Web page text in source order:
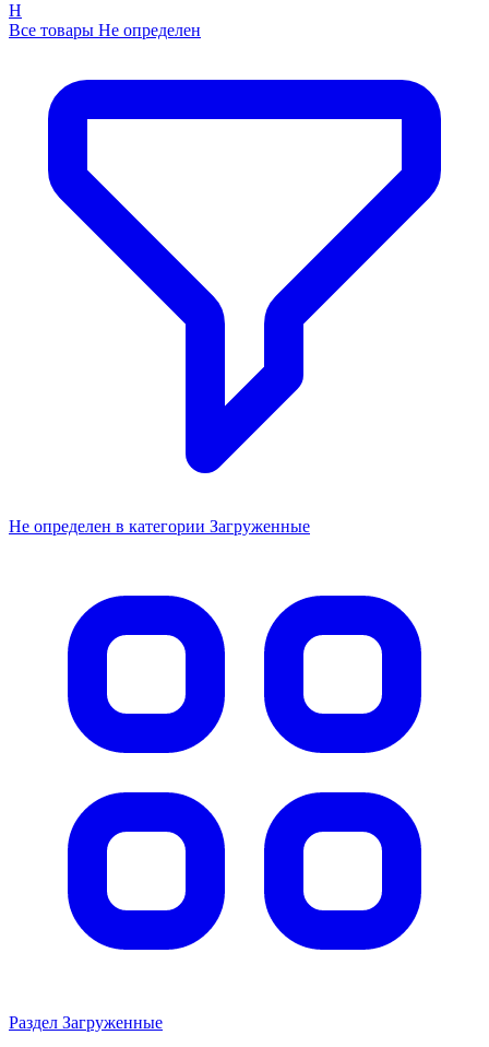
Н
Все товары Не определен
Не определен в категории Загруженные
Раздел Загруженные